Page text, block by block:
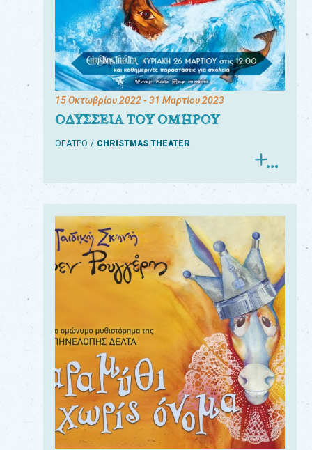
15 Οκτωβρίου 2022- 31 Μαρτίου 2023
ΟΔΥΣΣΕΙΑ ΤΟΥ ΟΜΗΡΟΥ
ΘΕΑΤΡΟ CHRISTMAS THEATER